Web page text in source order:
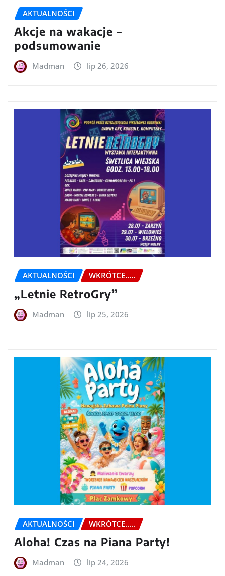
AKTUALNOŚCI
Akcje na wakacje –
podsumowanie
Madman lip 26, 2026
AKTUALNOŚCI WKRÓTCE.....
„Letnie RetroGry”
Madman lip 25, 2026
AKTUALNOŚCI WKRÓTCE.....
Aloha! Czas na Piana Party!
Madman lip 24, 2026